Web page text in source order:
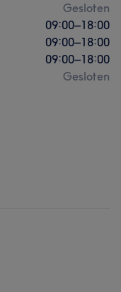
Gesloten
09:00–18:00
09:00–18:00
09:00–18:00
Gesloten